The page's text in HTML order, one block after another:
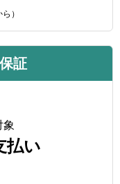
）
証
象
払い